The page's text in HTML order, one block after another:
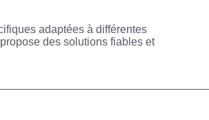
adaptées à différentes
des solutions fiables et